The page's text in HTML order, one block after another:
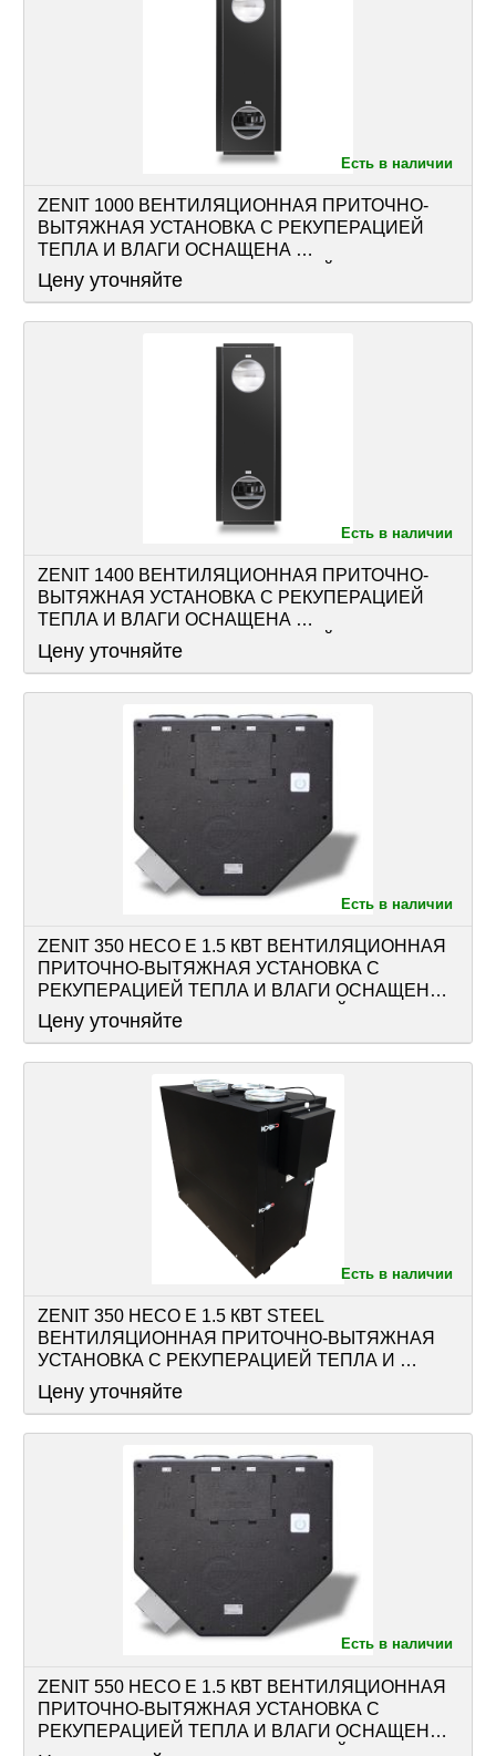
Есть в наличии
ZENIT 1000 ВЕНТИЛЯЦИОННАЯ ПРИТОЧНО-
ВЫТЯЖНАЯ УСТАНОВКА С РЕКУПЕРАЦИЕЙ
ТЕПЛА И ВЛАГИ ОСНАЩЕНА
РЕКУПЕРАТОРОМ, АВТОМАТИКОЙ
Цену уточняйте
Есть в наличии
ZENIT 1400 ВЕНТИЛЯЦИОННАЯ ПРИТОЧНО-
ВЫТЯЖНАЯ УСТАНОВКА С РЕКУПЕРАЦИЕЙ
ТЕПЛА И ВЛАГИ ОСНАЩЕНА
РЕКУПЕРАТОРОМ, АВТОМАТИКОЙ
Цену уточняйте
Есть в наличии
ZENIT 350 HECO E 1.5 КВТ ВЕНТИЛЯЦИОННАЯ
ПРИТОЧНО-ВЫТЯЖНАЯ УСТАНОВКА С
РЕКУПЕРАЦИЕЙ ТЕПЛА И ВЛАГИ ОСНАЩЕНА
РЕКУПЕРАТОРОМ И АВТОМАТИКОЙ
Цену уточняйте
Есть в наличии
ZENIT 350 HECO E 1.5 КВТ STEEL
ВЕНТИЛЯЦИОННАЯ ПРИТОЧНО-ВЫТЯЖНАЯ
УСТАНОВКА С РЕКУПЕРАЦИЕЙ ТЕПЛА И
ВЛАГИ ОСНАЩЕНА РЕКУПЕРАТОРОМ И
АВТОМАТИКОЙ
Цену уточняйте
Есть в наличии
ZENIT 550 HECO E 1.5 КВТ ВЕНТИЛЯЦИОННАЯ
ПРИТОЧНО-ВЫТЯЖНАЯ УСТАНОВКА С
РЕКУПЕРАЦИЕЙ ТЕПЛА И ВЛАГИ ОСНАЩЕНА